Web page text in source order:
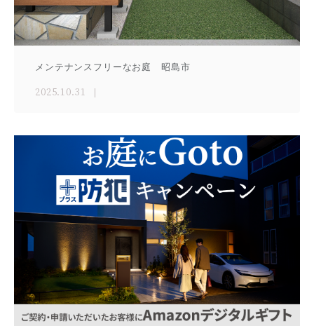
メンテナンスフリーなお庭 昭島市
2025.10.31